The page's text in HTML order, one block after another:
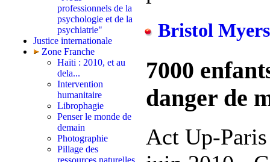
professionnels de la
psychologie et de la
psychiatrie"
Justice internationale
Zone Franche
Haïti : 2010, et au
dela...
Intervention
humanitaire
Librophagie
Penser le monde de
demain
Photographie
Pillage des
ressources naturelles
Bristol
7000
danger de
Act Up-